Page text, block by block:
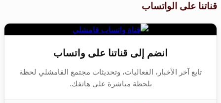
قناتنا على الواتساب
انضم إلى قناتنا على واتساب
تابع آخر الأخبار، الفعاليات، وتحديثات مجتمع القامشلي لحظة
بلحظة مباشرة على هاتفك.